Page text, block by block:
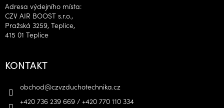
Adresa výdejního místa:
CZV AIR BOOST s.r.o.,
Pražská 3259, Teplice,
415 01 Teplice
KONTAKT
obchod@czvzduchotechnika.cz
+420 736 239 669 / +420 770 110 334